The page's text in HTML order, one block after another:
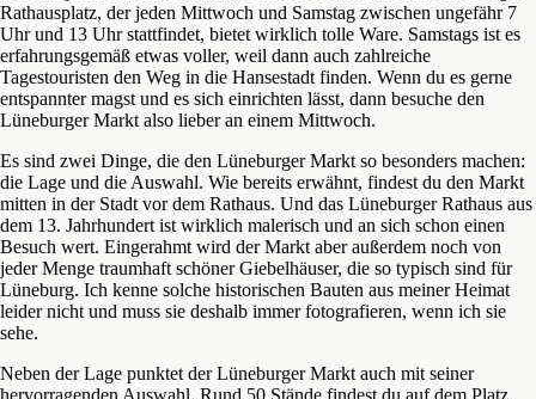
Rathausplatz, der jeden Mittwoch und Samstag zwischen ungefähr 7
Uhr und 13 Uhr stattfindet, bietet wirklich tolle Ware. Samstags ist es
erfahrungsgemäß etwas voller, weil dann auch zahlreiche
Tagestouristen den Weg in die Hansestadt finden. Wenn du es gerne
entspannter magst und es sich einrichten lässt, dann besuche den
Lüneburger Markt also lieber an einem Mittwoch.
Es sind zwei Dinge, die den Lüneburger Markt so besonders machen:
die Lage und die Auswahl. Wie bereits erwähnt, findest du den Markt
mitten in der Stadt vor dem Rathaus. Und das Lüneburger Rathaus aus
dem 13. Jahrhundert ist wirklich malerisch und an sich schon einen
Besuch wert. Eingerahmt wird der Markt aber außerdem noch von
jeder Menge traumhaft schöner Giebelhäuser, die so typisch sind für
Lüneburg. Ich kenne solche historischen Bauten aus meiner Heimat
leider nicht und muss sie deshalb immer fotografieren, wenn ich sie
sehe.
Neben der Lage punktet der Lüneburger Markt auch mit seiner
hervorragenden Auswahl. Rund 50 Stände findest du auf dem Platz